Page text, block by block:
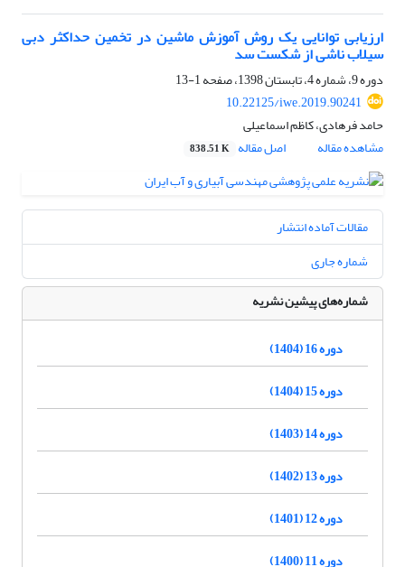
ارزیابی توانایی یک روش آموزش ماشین در تخمین حداکثر دبی
سیلاب ناشی از شکست سد
دوره 9، شماره 4، تابستان 1398، صفحه
1-13
10.22125/iwe.2019.90241
حامد فرهادی، کاظم اسماعیلی
مشاهده مقاله
اصل مقاله 838.51 K
مقالات آماده انتشار
شماره جاری
شماره‌های پیشین نشریه
دوره 16 (1404)
دوره 15 (1404)
دوره 14 (1403)
دوره 13 (1402)
دوره 12 (1401)
دوره 11 (1400)